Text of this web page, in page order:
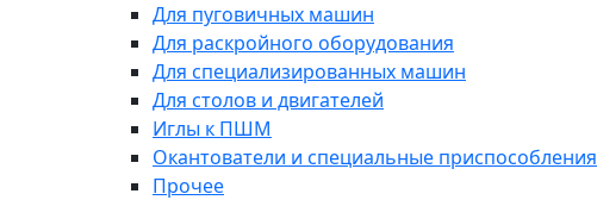
Для пуговичных машин
Для раскройного оборудования
Для специализированных машин
Для столов и двигателей
Иглы к ПШМ
Окантователи и специальные приспособления
Прочее